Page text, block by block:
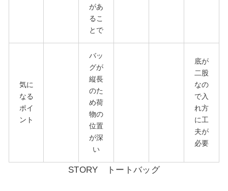
があ
るこ
とで
気に
なる
ポイ
ント
バッ
グが
縦長
のた
め荷
物の
位置
が深
い
底が
二股
なの
で入
れ方
に工
夫が
必要
STORY トートバッグ